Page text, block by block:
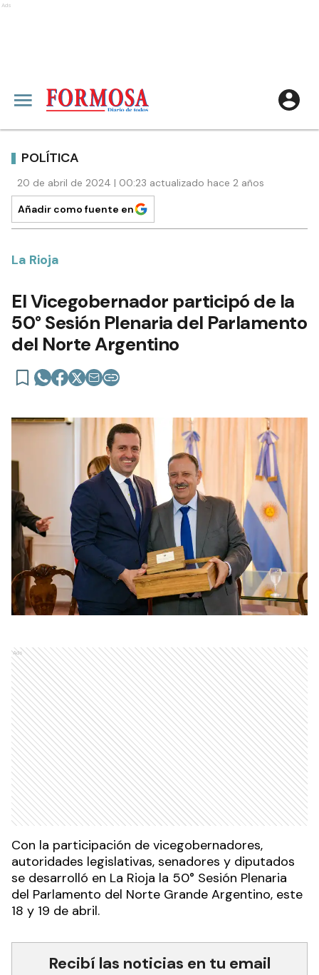
Ads
POLÍTICA
20 de abril de 2024 | 00:23 actualizado hace 2 años
Añadir como fuente en
La Rioja
El Vicegobernador participó de la
50° Sesión Plenaria del Parlamento
del Norte Argentino
Ads
Con la participación de vicegobernadores,
autoridades legislativas, senadores y diputados
se desarrolló en La Rioja la 50° Sesión Plenaria
del Parlamento del Norte Grande Argentino, este
18 y 19 de abril.
Recibí las noticias en tu email